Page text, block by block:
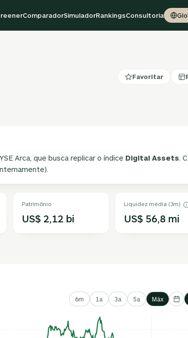
ComparadorSimuladorRankingsConsultoria
Favoritar
Arca, que busca replicar o índice Digital Assets.
Patrimônio
US$ 2,12 bi
Liquidez média (3m)
US$ 56,8 mi
6m 1a 3a 5a Máx